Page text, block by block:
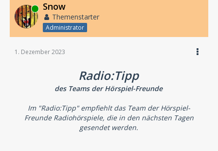
Online Snow
Themenstarter
Administrator
1. Dezember 2023
Radio:Tipp
des Teams der Hörspiel-Freunde
Im "Radio:Tipp" empfiehlt das Team der Hörspiel-
Freunde Radiohörspiele, die in den nächsten Tagen
gesendet werden.